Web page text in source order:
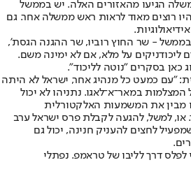
הגיעו מהאזורים האלה. יש בממשל
רוצים מאוד לראות ראש ממשלה אחר. גם
בממשל - שר החוץ רוביו, שר ההגנה הגסת',
ליכודניקים על מלא, אם לא ימינה משם.
כאן בסקרים "נוטה לליכוד".
: "עם כמעט כל מנהיג אחר, ישראל לא היתה
במאר־א־לאגו. נתניהו לא יכול
מבין את המשמעות האלקטורלית
או, למשל, להגעה לקבלת פרס ישראל ערב
לחצים להעניק חנינה, יכול גם
דרך לליבו של טראמפ. נפתלי